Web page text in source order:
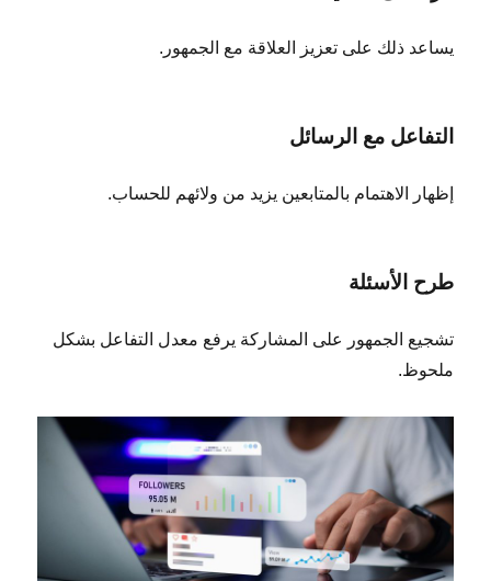
يساعد ذلك على تعزيز العلاقة مع الجمهور.
التفاعل مع الرسائل
إظهار الاهتمام بالمتابعين يزيد من ولائهم للحساب.
طرح الأسئلة
تشجيع الجمهور على المشاركة يرفع معدل التفاعل بشكل
ملحوظ.